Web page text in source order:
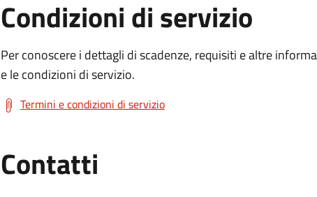
Condizioni di servizio
Per conoscere i dettagli di scadenze, requisiti e altre
e le condizioni di servizio.
Termini e condizioni di servizio
Contatti